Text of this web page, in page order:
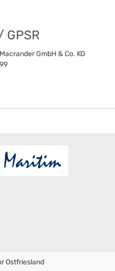
GPSR
GmbH & Co. KG
Ostfriesland